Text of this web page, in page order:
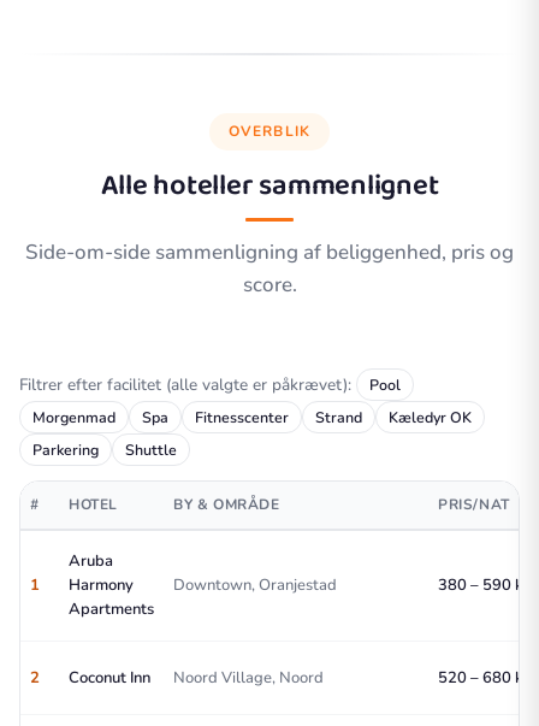
OVERBLIK
Alle hoteller sammenlignet
Side-om-side sammenligning af beliggenhed, pris og
score.
Filtrer efter facilitet (alle valgte er påkrævet):
Pool
Morgenmad
Spa Fitnesscenter Strand
Kæledyr OK
Parkering
Shuttle
# HOTEL BY & OMRÅDE PRIS/NAT
1
Aruba
Harmony
Apartments
Downtown, Oranjestad 380 – 590 kr/
2 Coconut Inn Noord Village, Noord 520 – 680 kr/